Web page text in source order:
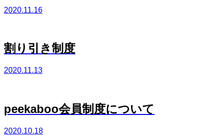
2020.11.16
割り引き制度
2020.11.13
peekaboo会員制度について
2020.10.18